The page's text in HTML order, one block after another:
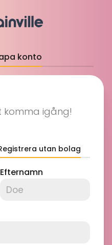
konto
komma igång!
utan bolag
Efternamn